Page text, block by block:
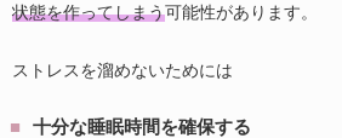
状態を作ってしまう可能性があります。
ストレスを溜めないためには
十分な睡眠時間を確保する